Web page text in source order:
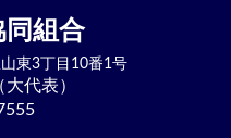
同組合
東3丁目10番1号
代表）